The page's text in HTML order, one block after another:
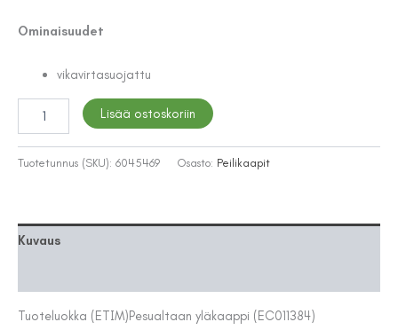
Ominaisuudet
vikavirtasuojattu
VALAISINPEILIKAAPPI
POLARIA
500
Lisää ostoskoriin
Tuotetunnus (SKU): 6045469 Osasto: Peilikaapit
Kuvaus
Tuoteluokka (ETIM)Pesualtaan yläkaappi (EC011384)